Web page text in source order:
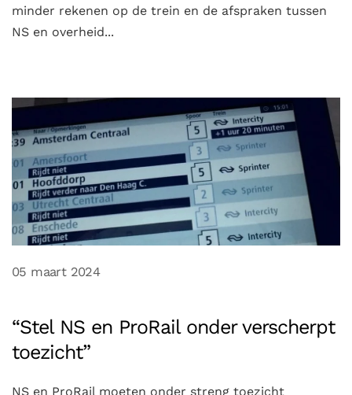
minder rekenen op de trein en de afspraken tussen
NS en overheid...
05 maart 2024
“Stel NS en ProRail onder verscherpt
toezicht”
NS en ProRail moeten onder streng toezicht